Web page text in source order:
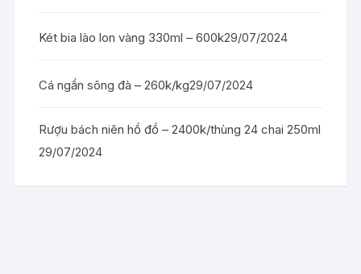
Két bia lào lon vàng 330ml – 600k29/07/2024
Cá ngần sông đà – 260k/kg29/07/2024
Rượu bách niên hồ đồ – 2400k/thùng 24 chai 250ml
29/07/2024